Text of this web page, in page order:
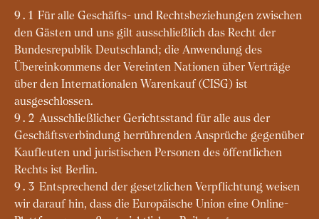
9.1 Für alle Geschäfts- und Rechtsbeziehungen zwischen
den Gästen und uns gilt ausschließlich das Recht der
Bundesrepublik Deutschland; die Anwendung des
Übereinkommens der Vereinten Nationen über Verträge
über den Internationalen Warenkauf (CISG) ist
ausgeschlossen.
9.2 Ausschließlicher Gerichtsstand für alle aus der
Geschäftsverbindung herrührenden Ansprüche gegenüber
Kaufleuten und juristischen Personen des öffentlichen
Rechts ist Berlin.
9.3 Entsprechend der gesetzlichen Verpflichtung weisen
wir darauf hin, dass die Europäische Union eine Online-